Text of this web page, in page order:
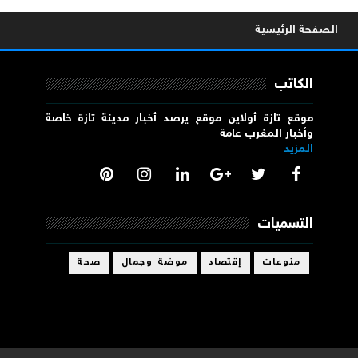
الصفحة الرئيسية
الكاتب
موقع تازة أولاين موقع يرصد أخبار مدينة تازة خاصة
وأخبار المغرب عامة
المزيد
التسميات
منوعات إقتصاد موضة وجمال صحة